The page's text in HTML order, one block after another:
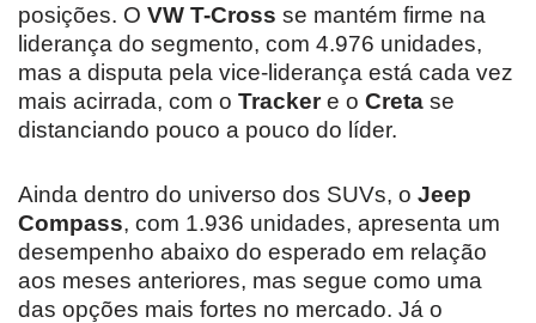
posições. O VW T-Cross se mantém firme na
liderança do segmento, com 4.976 unidades,
mas a disputa pela vice-liderança está cada vez
mais acirrada, com o Trackere o Creta se
distanciando pouco a pouco do líder.
Ainda dentro do universo dos SUVs, o Jeep
Compass, com 1.936 unidades, apresenta um
desempenho abaixo do esperado em relação
aos meses anteriores, mas segue como uma
das opções mais fortes no mercado. Já o